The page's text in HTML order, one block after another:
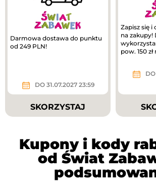
Darmowa dostawa do punktu
od 249 PLN!
DO 31.07.2027 23:59
SKORZYSTAJ
Zapisz się i
na zakupy!
pow. 150
Kupony i kody
od Świat